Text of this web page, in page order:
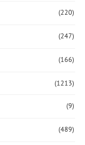
(220)
(247)
(166)
(1213)
(9)
(489)